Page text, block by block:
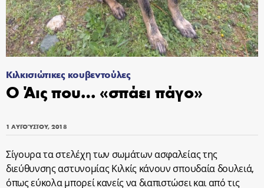
Κιλκισιώτικες κουβεντούλες
Ο Άις που… «σπάει πάγο»
1 ΑΥΓΟΎΣΤΟΥ, 2018
Σίγουρα τα στελέχη των σωμάτων ασφαλείας της
διεύθυνσης αστυνομίας Κιλκίς κάνουν σπουδαία δουλειά,
όπως εύκολα μπορεί κανείς να διαπιστώσει και από τις